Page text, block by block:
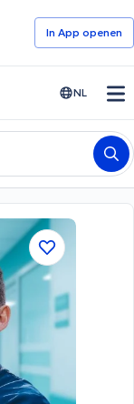
In App openen
NL